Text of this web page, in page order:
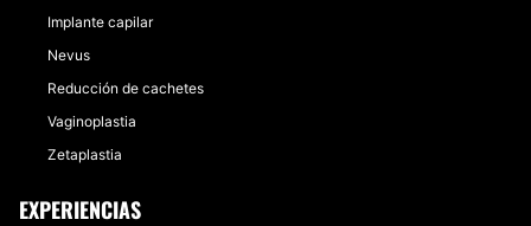
Implante capilar
Nevus
Reducción de cachetes
Vaginoplastia
Zetaplastia
EXPERIENCIAS